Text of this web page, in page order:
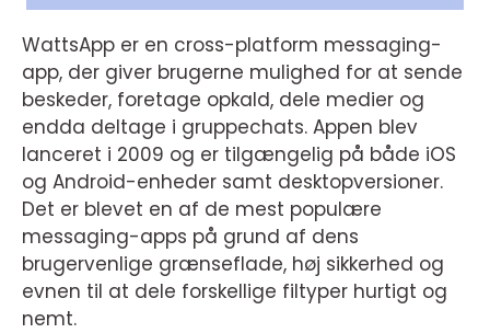
WattsApp er en cross-platform messaging-
app, der giver brugerne mulighed for at sende
beskeder, foretage opkald, dele medier og
endda deltage i gruppechats. Appen blev
lanceret i 2009 og er tilgængelig på både iOS
og Android-enheder samt desktopversioner.
Det er blevet en af de mest populære
messaging-apps på grund af dens
brugervenlige grænseflade, høj sikkerhed og
evnen til at dele forskellige filtyper hurtigt og
nemt.